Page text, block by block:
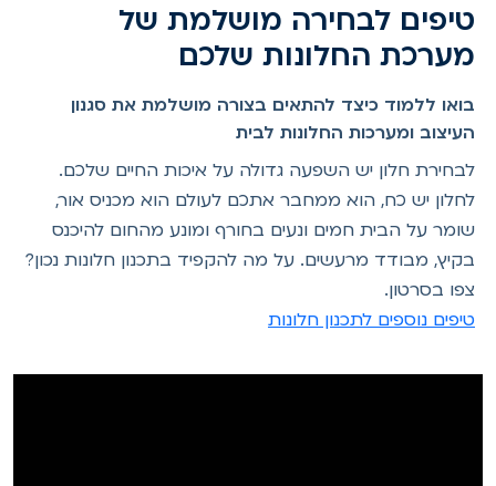
טיפים לבחירה מושלמת של
מערכת החלונות שלכם
בואו ללמוד כיצד להתאים בצורה מושלמת את סגנון
העיצוב ומערכות החלונות לבית
לבחירת חלון יש השפעה גדולה על איכות החיים שלכם.
לחלון יש כח, הוא ממחבר אתכם לעולם הוא מכניס אור,
שומר על הבית חמים ונעים בחורף ומונע מהחום להיכנס
בקיץ, מבודד מרעשים. על מה להקפיד בתכנון חלונות נכון?
צפו בסרטון.
טיפים נוספים לתכנון חלונות